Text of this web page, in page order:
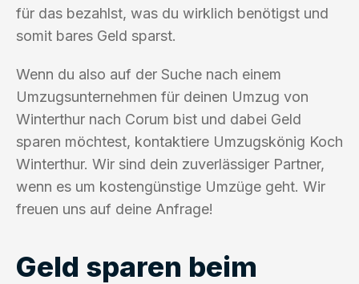
für das bezahlst, was du wirklich benötigst und
somit bares Geld sparst.
Wenn du also auf der Suche nach einem
Umzugsunternehmen für deinen Umzug von
Winterthur nach Corum bist und dabei Geld
sparen möchtest, kontaktiere Umzugskönig Koch
Winterthur. Wir sind dein zuverlässiger Partner,
wenn es um kostengünstige Umzüge geht. Wir
freuen uns auf deine Anfrage!
Geld sparen beim